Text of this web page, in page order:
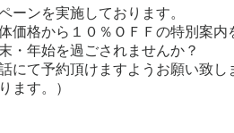
ーンを実施しております。
価格から１０％ＯＦＦの特別案内
・年始を過ごされませんか？
て予約頂けますようお願い致し
ます。）